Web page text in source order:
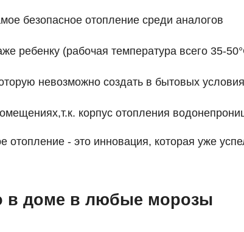
безопасное отопление среди аналогов
ребенку (рабочая температура всего 35-
невозможно создать в бытовых
корпус отопления
- это инновация, которая уже
в доме в любые морозы